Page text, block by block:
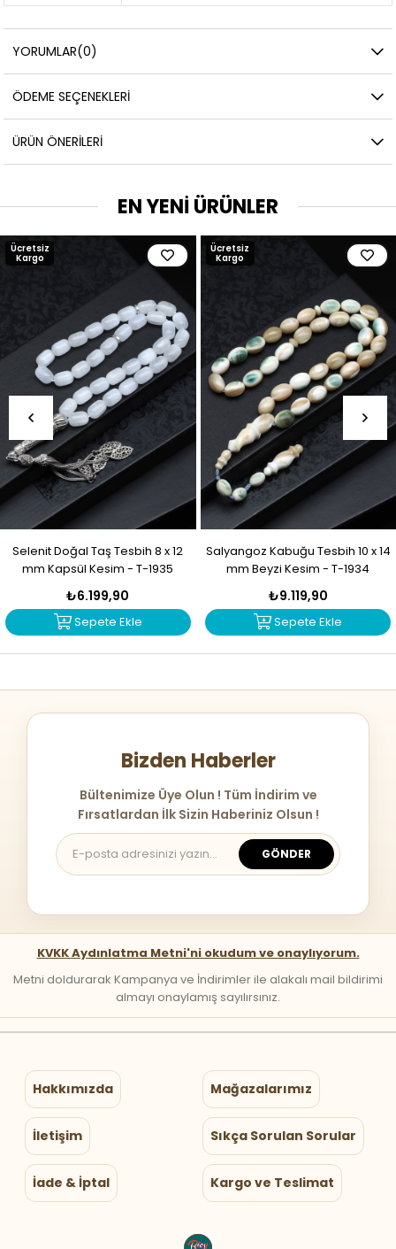
YORUMLAR(0)
ÖDEME SEÇENEKLERI
ÜRÜN ÖNERILERI
EN YENİ ÜRÜNLER
Selenit Doğal Taş Tesbih 8 x 12
mm Kapsül Kesim - T-1935
₺6.199,90
Sepete Ekle
Ücretsiz
Kargo
Salyangoz Kabuğu Tesbih 10 x 14
mm Beyzi Kesim - T-1934
₺9.119,90
Sepete Ekle
Ücretsiz
Kargo
Bizden Haberler
Bültenimize Üye Olun ! Tüm İndirim ve
Fırsatlardan İlk Sizin Haberiniz Olsun !
GÖNDER
KVKK Aydınlatma Metni'ni okudum ve onaylıyorum.
Metni doldurarak Kampanya ve İndirimler ile alakalı mail bildirimi
almayı onaylamış sayılırsınız.
Hakkımızda Mağazalarımız
İletişim Sıkça Sorulan Sorular
İade & İptal Kargo ve Teslimat